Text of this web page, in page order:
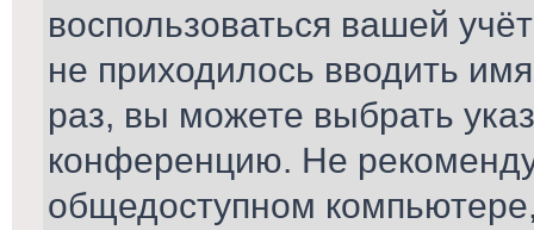
воспользоваться вашей
не приходилось вводить
раз, вы можете выбрать
конференцию. Не
общедоступном